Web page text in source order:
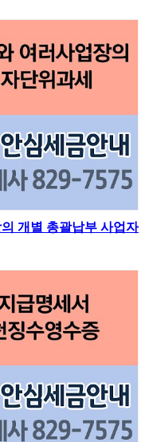
개별 총괄납부 사업자